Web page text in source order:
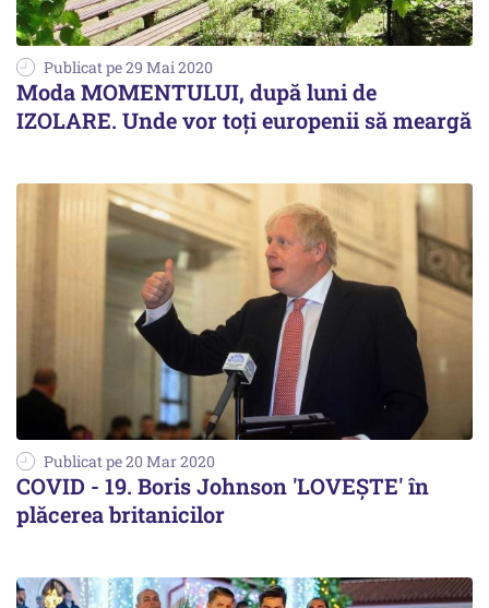
Publicat pe 29 Mai 2020
Moda MOMENTULUI, după luni de
IZOLARE. Unde vor toți europenii să meargă
Publicat pe 20 Mar 2020
COVID - 19. Boris Johnson 'LOVEȘTE' în
plăcerea britanicilor